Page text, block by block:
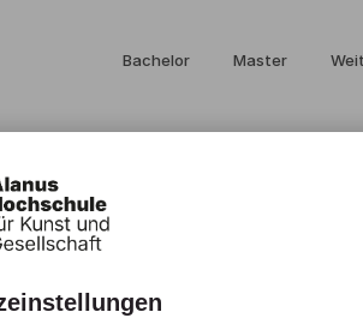
Bachelor Master